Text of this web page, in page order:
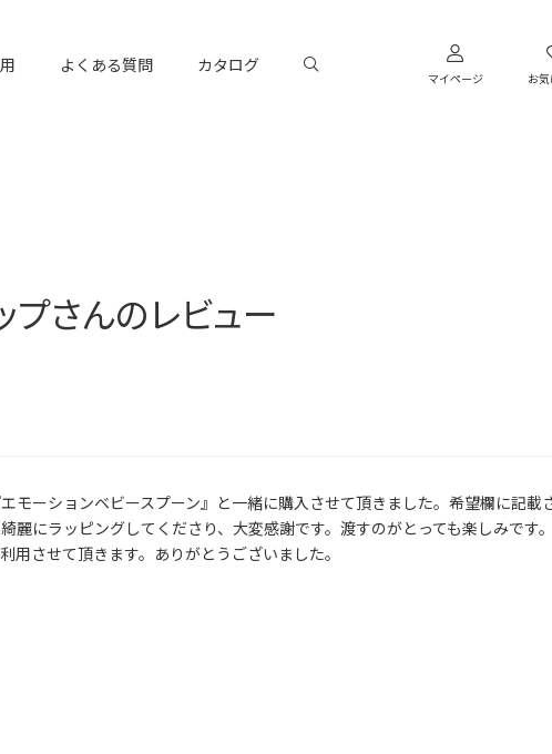
よくある質問 カタログ
マイページ お
プさんのレビュー
モーションベビースプーン』と一緒に購入させて頂きました。希望欄に記載
麗にラッピングしてくださり、大変感謝です。渡すのがとっても楽しみです
用させて頂きます。ありがとうございました。